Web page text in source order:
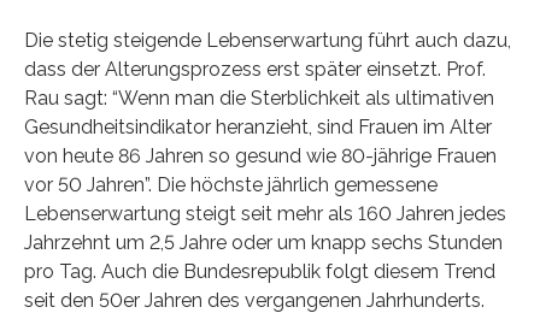
Die stetig steigende Lebenserwartung führt auch dazu,
dass der Alterungsprozess erst später einsetzt. Prof.
Rau sagt: “Wenn man die Sterblichkeit als ultimativen
Gesundheitsindikator heranzieht, sind Frauen im Alter
von heute 86 Jahren so gesund wie 80-jährige Frauen
vor 50 Jahren”. Die höchste jährlich gemessene
Lebenserwartung steigt seit mehr als 160 Jahren jedes
Jahrzehnt um 2,5 Jahre oder um knapp sechs Stunden
pro Tag. Auch die Bundesrepublik folgt diesem Trend
seit den 50er Jahren des vergangenen Jahrhunderts.